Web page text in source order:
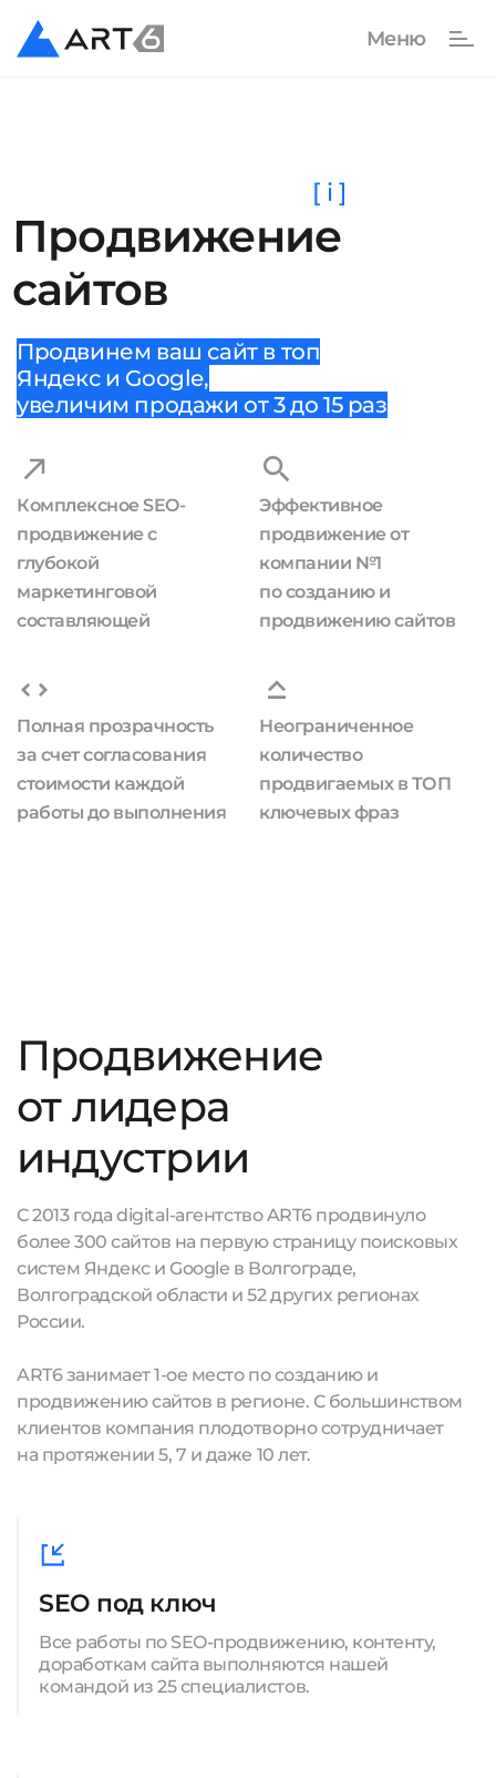
Продвижение
сайтов
[ i ]
Продвинем ваш сайт в топ
Яндекс и Google,
увеличим продажи от 3 до 15 раз
Комплексное SEO-
продвижение с
глубокой
маркетинговой
составляющей
Эффективное
продвижение от
компании №1
по созданию и
продвижению сайтов
Полная прозрачность
за счет согласования
стоимости каждой
работы до выполнения
Неограниченное
количество
продвигаемых в ТОП
ключевых фраз
Продвижение
от лидера
индустрии
С 2013 года digital-агентство ART6 продвинуло
более 300 сайтов на первую страницу поисковых
систем Яндекс и Google в Волгограде,
Волгоградской области и 52 других регионах
России.
ART6 занимает 1-ое место по созданию и
продвижению сайтов в регионе. С большинством
клиентов компания плодотворно сотрудничает
на протяжении 5, 7 и даже 10 лет.
SEO под ключ
Все работы по SEO-продвижению, контенту,
доработкам сайта выполняются нашей
командой из 25 специалистов.